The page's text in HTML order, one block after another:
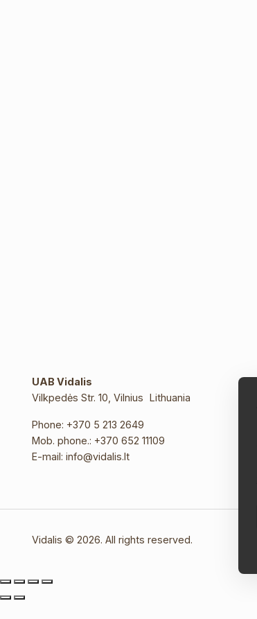
UAB Vidalis
Vilkpedės Str. 10, Vilnius Lithuania
Phone: +370 5 213 2649
Mob. phone.: +370 652 11109
E-mail: info@vidalis.lt
Vidalis © 2026. All rights reserved.